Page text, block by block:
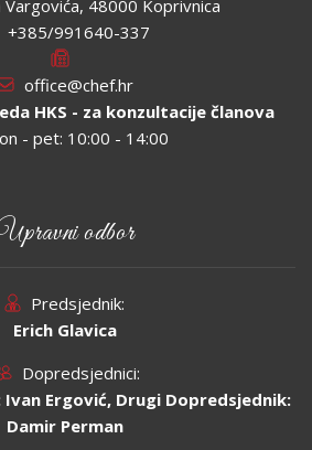
Vargovića, 48000 Koprivnica
+385/991640-337
office@chef.hr
HKS - za konzultacije članova
- pet: 10:00 - 14:00
odbor
Predsjednik:
Erich Glavica
Dopredsjednici:
Ergović, Drugi Dopredsjednik:
Damir Perman